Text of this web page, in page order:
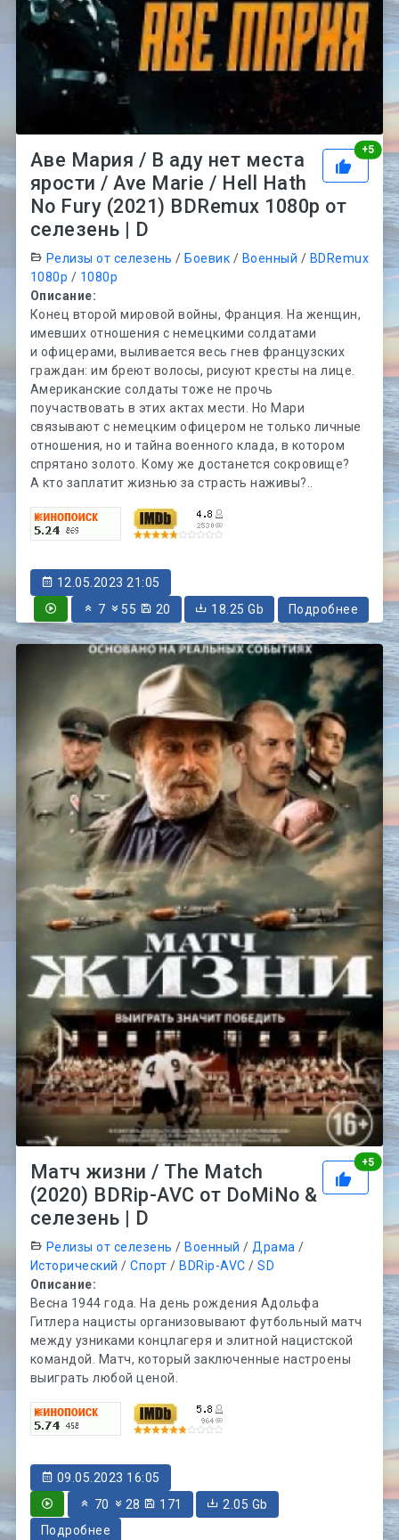
+5
Аве Мария / В аду нет места
ярости / Ave Marie / Hell Hath
No Fury (2021) BDRemux 1080p от
селезень | D
Релизы от селезень / Боевик / Военный / BDRemux
1080p / 1080p
Описание:
Конец второй мировой войны, Франция. На женщин,
имевших отношения с немецкими солдатами
и офицерами, выливается весь гнев французских
граждан: им бреют волосы, рисуют кресты на лице.
Американские солдаты тоже не прочь
поучаствовать в этих актах мести. Но Мари
связывают с немецким офицером не только личные
отношения, но и тайна военного клада, в котором
спрятано золото. Кому же достанется сокровище?
А кто заплатит жизнью за страсть наживы?..
12.05.2023 21:05
7
55 20 18.25 Gb Подробнее
+5
Матч жизни / The Match
(2020) BDRip-AVC от DoMiNo &
селезень | D
Релизы от селезень / Военный /Драма /
Исторический /Спорт / BDRip-AVC /SD
Описание:
Весна 1944 года. На день рождения Адольфа
Гитлера нацисты организовывают футбольный матч
между узниками концлагеря и элитной нацистской
командой. Матч, который заключенные настроены
выиграть любой ценой.
09.05.2023 16:05
70
28 171
2.05 Gb
Подробнее